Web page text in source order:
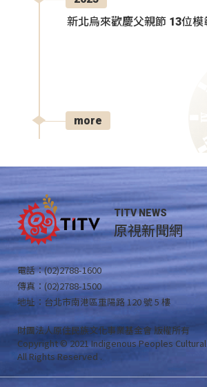
新北烏來歡慶父親節 13位
more
TITV NEWS
原視新聞網
電話：(02)2788-1600
傳真：(02)2788-1500
地址：台北市南港區重陽路 120 號 5 樓
財團法人原住民族文化事業基金會 版權所有
Copyright © 2021 Indigenous Peoples
All Rights Reserved .